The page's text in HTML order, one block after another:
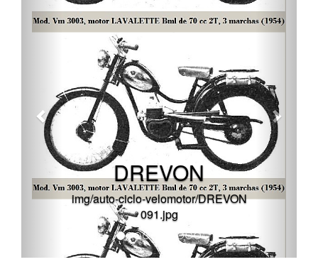
DREVON
img/auto-ciclo-velomotor/DREVON
091.jpg